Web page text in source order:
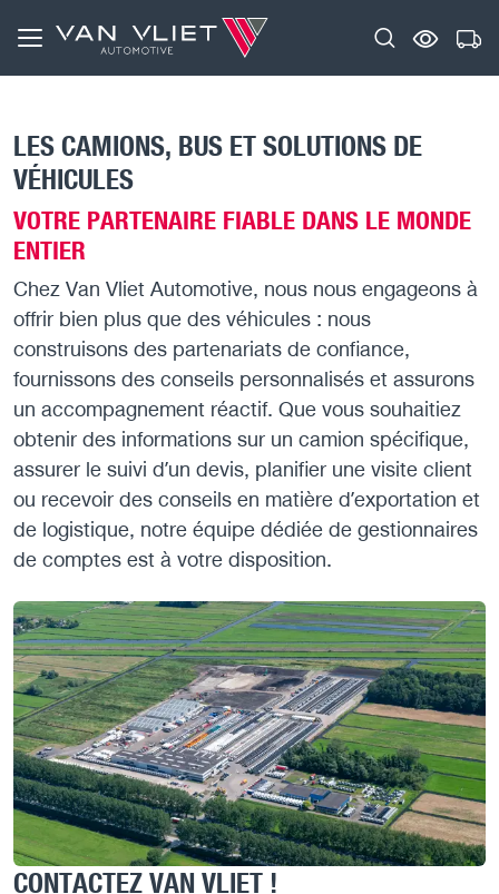
LES CAMIONS, BUS ET SOLUTIONS DE
VÉHICULES
VOTRE PARTENAIRE FIABLE DANS LE MONDE
ENTIER
Chez Van Vliet Automotive, nous nous engageons à
offrir bien plus que des véhicules : nous
construisons des partenariats de confiance,
fournissons des conseils personnalisés et assurons
un accompagnement réactif. Que vous souhaitiez
obtenir des informations sur un camion spécifique,
assurer le suivi d’un devis, planifier une visite client
ou recevoir des conseils en matière d’exportation et
de logistique, notre équipe dédiée de gestionnaires
de comptes est à votre disposition.
CONTACTEZ VAN VLIET !